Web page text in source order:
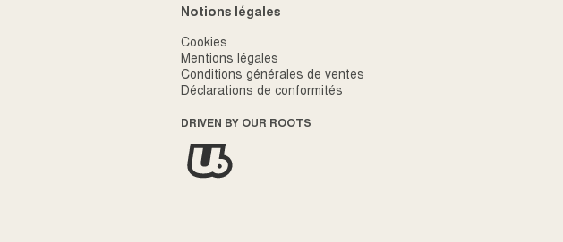
Notions légales
Cookies
Mentions légales
Conditions générales de ventes
Déclarations de conformités
DRIVEN BY OUR ROOTS